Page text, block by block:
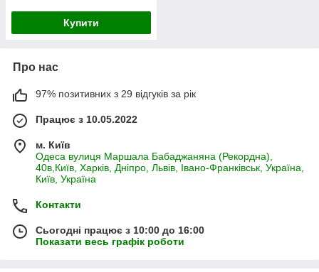
Купити
Про нас
97% позитивних з 29 відгуків за рік
Працює з 10.05.2022
м. Київ
Одеса вулиця Маршала Бабаджаняна (Рекордна),
40в,Київ, Харків, Дніпро, Львів, Івано-Франківськ, Україна,
Київ, Україна
Контакти
Сьогодні працює з 10:00 до 16:00
Показати весь графік роботи